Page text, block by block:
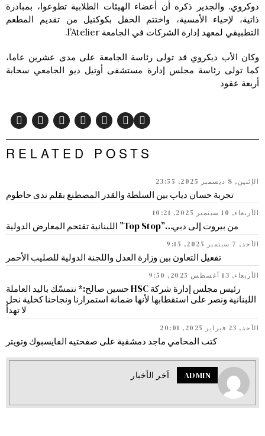
دوكروي. والجدير ذكره أن أعضاء الهيئات الطلابية تطوعوا، بمبادرة
ذاتية، لإحياء الأمسية، واختتم الحفل بكوكتيل من تقديم المطعم
التطبيقي لمعهد إدارة الشركات في الجامعة l’Atelier.
وكان الأب ديكروي قد تولى رئاسة الجامعة على مدى عشرين عاما،
كما تولى رئاسة مجلس إدارة مستشفى أوتيل ديو الجامعي سحابة
أربعة عقود
RELATED POSTS
الإثنين, 8 ديسمبر 2025, 23:55
تجربة حسان دياب بين السلطة والقدر المصطنع بقلم ندى حاطوم
الأربعاء, 10 سبتمبر 2025, 10:21
من بيروت إلى دبي…”Top Stop” اللبنانية تقتحم المعارض الدولية
الأحد, 7 سبتمبر 2025, 9:15
تفعيل التعاون بين وزارة العدل واللجنة الدولية للصليب الأحمر
الأربعاء, 13 أغسطس 2025, 9:50
رئيس مجلس إدارة شركة HSC حسين صالح:* نتمسّك باليد العاملة
اللبنانية ونصر على استقطابها لأنها ضمانة استمرارنا ونجاحنا كخلية نحل
لا تهدأ
الأحد, 23 فبراير 2025, 20:01
كتب المحامي ماجد دمشقية على صفحتيه الفايسبوك وتويتر
ADMIN اَخر الأخبار